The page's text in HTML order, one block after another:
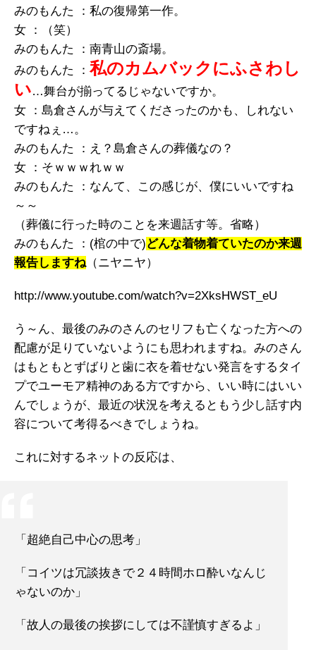
みのもんた ：私の復帰第一作。
女 ：（笑）
みのもんた ：南青山の斎場。
みのもんた ： 私のカムバックにふさわし
い…舞台が揃ってるじゃないですか。
女 ：島倉さんが与えてくださったのかも、しれない
ですねぇ…。
みのもんた ：え？島倉さんの葬儀なの？
女 ：そｗｗｗれｗｗ
みのもんた ：なんて、この感じが、僕にいいですね
～～
（葬儀に行った時のことを来週話す等。省略）
みのもんた ：(棺の中で)どんな着物着ていたのか来週
報告しますね（ニヤニヤ）
http://www.youtube.com/watch?v=2XksHWST_eU
う～ん、最後のみのさんのセリフも亡くなった方への
配慮が足りていないようにも思われますね。みのさん
はもともとずばりと歯に衣を着せない発言をするタイ
プでユーモア精神のある方ですから、いい時にはいい
んでしょうが、最近の状況を考えるともう少し話す内
容について考得るべきでしょうね。
これに対するネットの反応は、
「超絶自己中心の思考」
「コイツは冗談抜きで２４時間ホロ酔いなんじ
ゃないのか」
「故人の最後の挨拶にしては不謹慎すぎるよ」